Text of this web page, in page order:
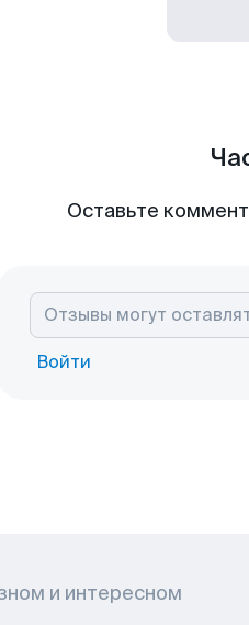
Оставьте
Войти
и интересном